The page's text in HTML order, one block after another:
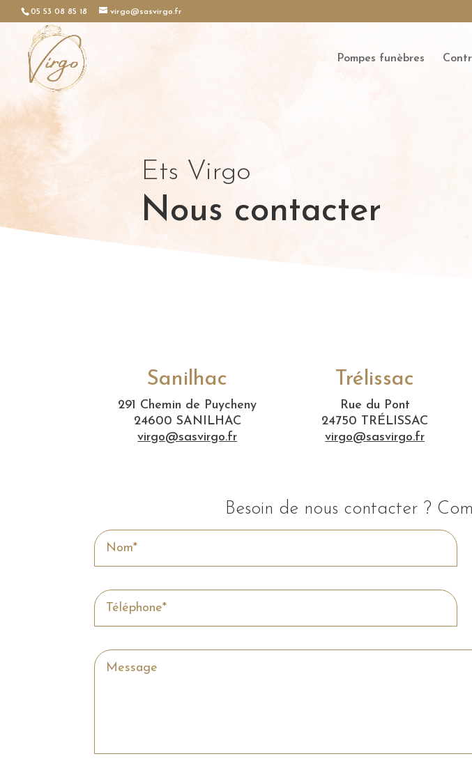
05 53 08 85 18 virgo@sasvirgo.fr
Pompes funèbres
Ets Virgo
Nous contacter
Sanilhac
291 Chemin de Puycheny
24600 SANILHAC
virgo@sasvirgo.fr
Trélissac
Rue du Pont
24750 TRÉLISSAC
virgo@sasvirgo.fr
Besoin de nous contacter ?